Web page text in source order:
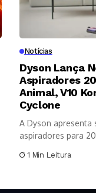
Notícias
Dyson Lança
Aspiradores
Animal, V10
Cyclone
A Dyson apresenta
aspiradores para
1 Min Leitura